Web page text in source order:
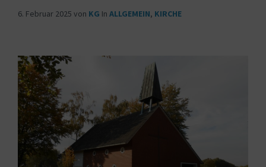
6. Februar 2025 von KG In ALLGEMEIN, KIRCHE